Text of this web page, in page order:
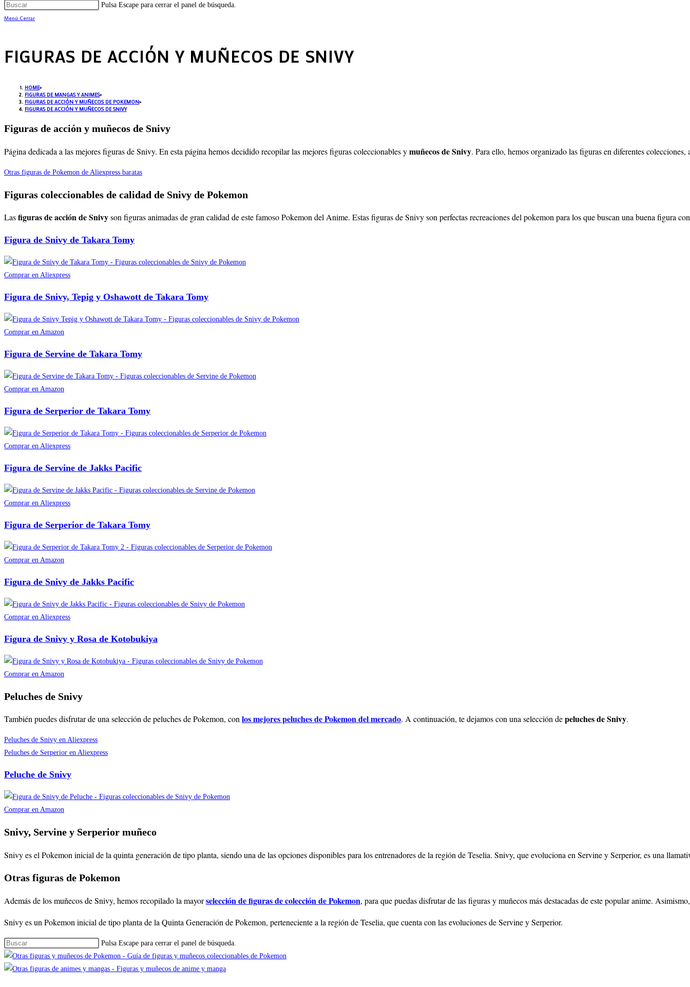
Pulsa Escape para cerrar el panel de búsqueda.
Menú Cerrar
FIGURAS DE ACCIÓN Y MUÑECOS DE SNIVY
HOME>
FIGURAS DE MANGAS Y ANIMES>
FIGURAS DE ACCIÓN Y MUÑECOS DE POKEMON>
FIGURAS DE ACCIÓN Y MUÑECOS DE SNIVY
Figuras de acción y muñecos de Snivy
Página dedicada a las mejores figuras de Snivy. En esta página hemos decidido recopilar las mejores figuras coleccionables ymuñecos de Snivy. Para ello, hemos organizado las figuras en diferentes
Otras figuras de Pokemon de Aliexpress baratas
Figuras coleccionables de calidad de Snivy de Pokemon
Lasfiguras de acción de Snivyson figuras animadas de gran calidad de este famoso Pokemon del Anime. Estas figuras de Snivy son perfectas recreaciones del pokemon para los que buscan una buena
Figura de Snivy de Takara Tomy
Comprar en Aliexpress
Figura de Snivy, Tepig y Oshawott de Takara Tomy
Comprar en Amazon
Figura de Servine de Takara Tomy
Comprar en Amazon
Figura de Serperior de Takara Tomy
Comprar en Aliexpress
Figura de Servine de Jakks Pacific
Comprar en Aliexpress
Figura de Serperior de Takara Tomy
Comprar en Amazon
Figura de Snivy de Jakks Pacific
Comprar en Aliexpress
Figura de Snivy y Rosa de Kotobukiya
Comprar en Amazon
Peluches de Snivy
También puedes disfrutar de una selección de peluches de Pokemon, conlos mejores peluches de Pokemon del mercado. A continuación, te dejamos con una selección depeluches deSnivy.
Peluches de Snivy en Aliexpress
Peluches de Serperior en Aliexpress
Peluche de Snivy
Comprar en Amazon
Snivy, Servine y Serperior muñeco
Snivy es el Pokemon inicial de la quinta generación de tipo planta, siendo una de las opciones disponibles para los entrenadores de la región de Teselia. Snivy, que evoluciona en Servine y Serperior, es una
Otras figuras de Pokemon
Además de los muñecos de Snivy, hemos recopilado la mayorselección de figuras de colección de Pokemon, para que puedas disfrutar de las figuras y muñecos más destacadas de este popular anime.
Snivy es un Pokemon inicial de tipo planta de la Quinta Generación de Pokemon, perteneciente a la región de Teselia, que cuenta con las evoluciones de Servine y Serperior.
Pulsa Escape para cerrar el panel de búsqueda.